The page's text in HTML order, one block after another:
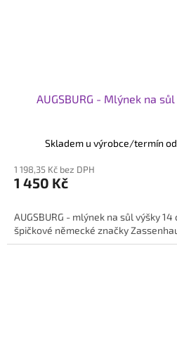
AUGSBURG - Mlýnek na
Skladem u výrobce/termín
1 198,35 Kč bez DPH
1 450 Kč
AUGSBURG - mlýnek na sůl výšky
špičkové německé značky